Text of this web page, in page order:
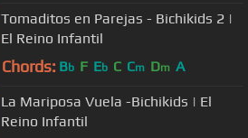
Tomaditos en Parejas - Bichikids 2 |
El Reino Infantil
Chords: Bb F Eb C Cm Dm A
La Mariposa Vuela -Bichikids | El
Reino Infantil